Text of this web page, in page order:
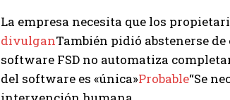
La empresa necesita que los
divulganTambién pidió abstenerse
software FSD no automatiza
del software es «única»Probable“Se